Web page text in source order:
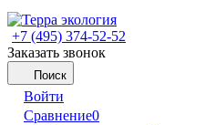
+7 (495) 374-52-52
Заказать звонок
Поиск
Войти
Сравнение0